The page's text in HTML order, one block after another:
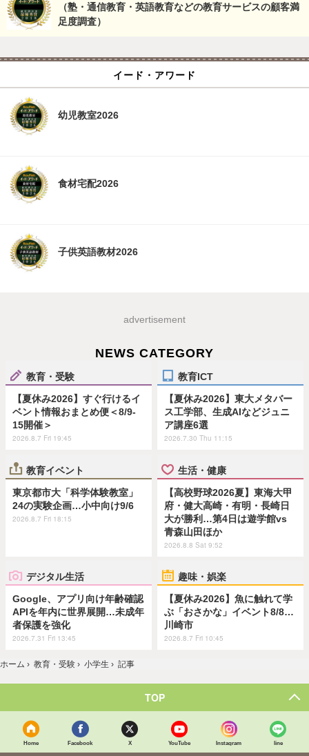
（塾・通信教育・英語教育などの教育サービスの顧客満
足度調査）
イード・アワード
幼児教室2026
食材宅配2026
子供英語教材2026
advertisement
NEWS CATEGORY
教育・受験
【夏休み2026】すぐ行けるイ
ベント情報おまとめ便＜8/9-
15開催＞
2026.8.7 Fri 19:45
教育ICT
【夏休み2026】東大メタバー
ス工学部、生成AIなどジュニ
ア講座6選
2026.7.30 Thu 11:15
教育イベント
東京都市大「科学体験教室」
24の実験企画…小中向け9/6
2026.8.7 Fri 18:15
生活・健康
【高校野球2026夏】東海大甲
府・健大高崎・有明・長崎日
大が勝利…第4日は遊学館vs
青森山田ほか
2026.8.8 Sat 9:52
デジタル生活
Google、アプリ向け年齢確認
APIを年内に世界展開…未成年
者保護を強化
2026.7.31 Fri 13:45
趣味・娯楽
【夏休み2026】魚に触れて学
ぶ「おさかな」イベント8/8…
川崎市
2026.8.7 Fri 10:45
ホーム › 教育・受験 › 小学生 › 記事
TOP
Home Facebook X YouTube Instagram line